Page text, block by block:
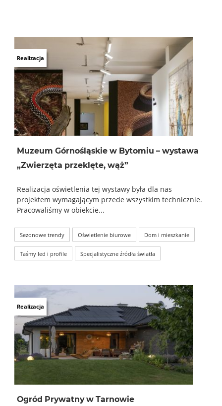
Realizacja
Muzeum Górnośląskie w Bytomiu – wystawa
„Zwierzęta przeklęte, wąż”
Realizacja oświetlenia tej wystawy była dla nas
projektem wymagającym przede wszystkim technicznie.
Pracowaliśmy w obiekcie...
Sezonowe trendy Oświetlenie biurowe Dom i mieszkanie
Taśmy led i profile Specjalistyczne źródła światła
Realizacja
Ogród Prywatny w Tarnowie